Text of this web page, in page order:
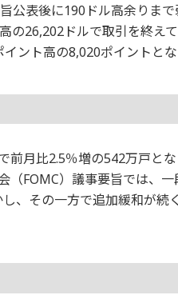
公表後に190ドル高余りま
の26,202ドルで取引を終え
ント高の8,020ポイントとな
前月比2.5％増の542万戸と
（FOMC）議事要旨では、
、その一方で追加緩和が続